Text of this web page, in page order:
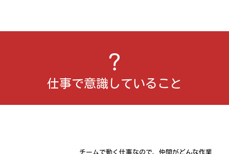
仕事で意識していること
チームで動く仕事なので、仲間がどんな作業